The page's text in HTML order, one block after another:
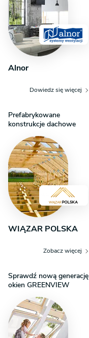
Alnor
Dowiedz się więcej
Prefabrykowane
konstrukcje dachowe
WIĄZAR POLSKA
Zobacz więcej
Sprawdź nową generację
okien GREENVIEW